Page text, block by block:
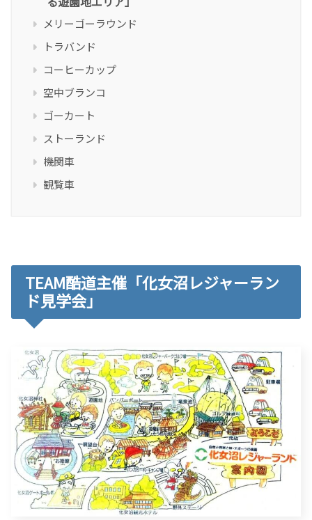
メリーゴーラウンド
トラバンド
コーヒーカップ
空中ブランコ
ゴーカート
ストーランド
機関車
観覧車
TEAM酷道主催「化女沼レジャーラン
ド見学会」